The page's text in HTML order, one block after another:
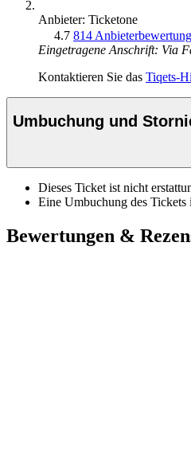
Anbieter: Ticketone
4.7 814
Eingetragene Anschrift: Via
Kontaktieren Sie das Tiqets-
Umbuchung und
Dieses Ticket ist nicht
Eine Umbuchung des Tickets
Bewertungen &